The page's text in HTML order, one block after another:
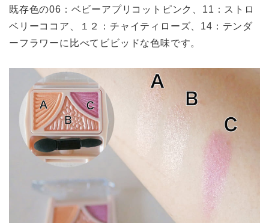
既存色の06：ベビーアプリコットピンク、11：ストロ
ベリーココア、１２：チャイティローズ、14：テンダ
ーフラワーに比べてビビッドな色味です。